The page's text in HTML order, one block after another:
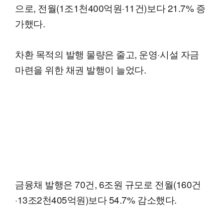
으로, 전월(1조1천400억원·11건)보다 21.7% 증
가했다.
차환 목적의 발행 물량은 줄고, 운영·시설 자금
마련을 위한 채권 발행이 늘었다.
금융채 발행은 70건, 6조원 규모로 전월(160건
·13조2천405억원)보다 54.7% 감소했다.